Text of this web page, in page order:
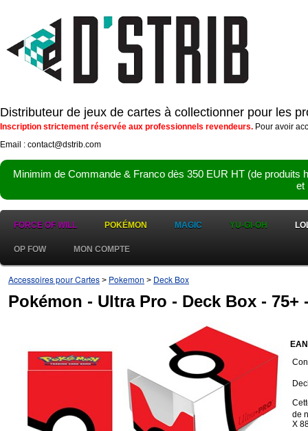
Distributeur de jeux de cartes à collectionner pour les
Inscription strictement réservée aux professionnels revendeurs. Pour avoir
Email : contact@dstrib.com
Minimim de Commande & Franco dès 350 EUR HT (de
et
FORCE OF WILL POKÉMON MAGIC YU-GI-OH
OP FOW MON COMPTE
Accessoires pour Cartes > Pokemon > Deck Box
Pokémon - Ultra Pro - Deck Box - 75+
de
X